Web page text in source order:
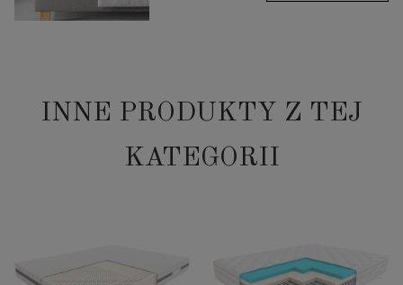
INNE PRODUKTY Z TEJ
KATEGORII